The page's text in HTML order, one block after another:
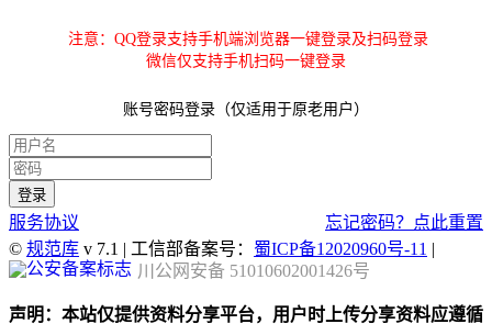
注意：QQ登录支持手机端浏览器一键登录及扫码登录
微信仅支持手机扫码一键登录
账号密码登录（仅适用于原老用户）
服务协议
忘记密码？点此重置
© 规范库 v 7.1 | 工信部备案号： 蜀ICP备12020960号-11 |
川公网安备 51010602001426号
声明：本站仅提供资料分享平台，用户时上传分享资料应遵循